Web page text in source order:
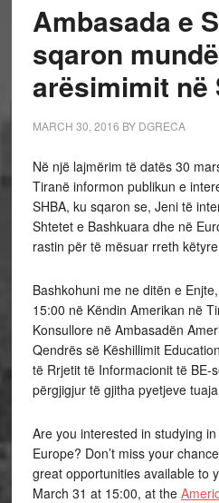
Ambasada e
sqaron
arësimimit në
MARCH 30, 2016 BY DGRECA
Në një lajmërim të datës 30
Tiranë informon publikun e
SHBA, ku sqaron se, Jeni të
Shtetet e Bashkuara dhe në
rastin për të mësuar rreth
Bashkohuni me ne ditën e
15:00 në Këndin Amerikan në
Konsullore në Ambasadën
Qendrës së Këshillimit
të Rrjetit të Informacionit të BE-
përgjigjur të gjitha pyetjeve
Are you interested in studying
Europe? Don’t miss your
great opportunities available to
March 31 at 15:00, at the